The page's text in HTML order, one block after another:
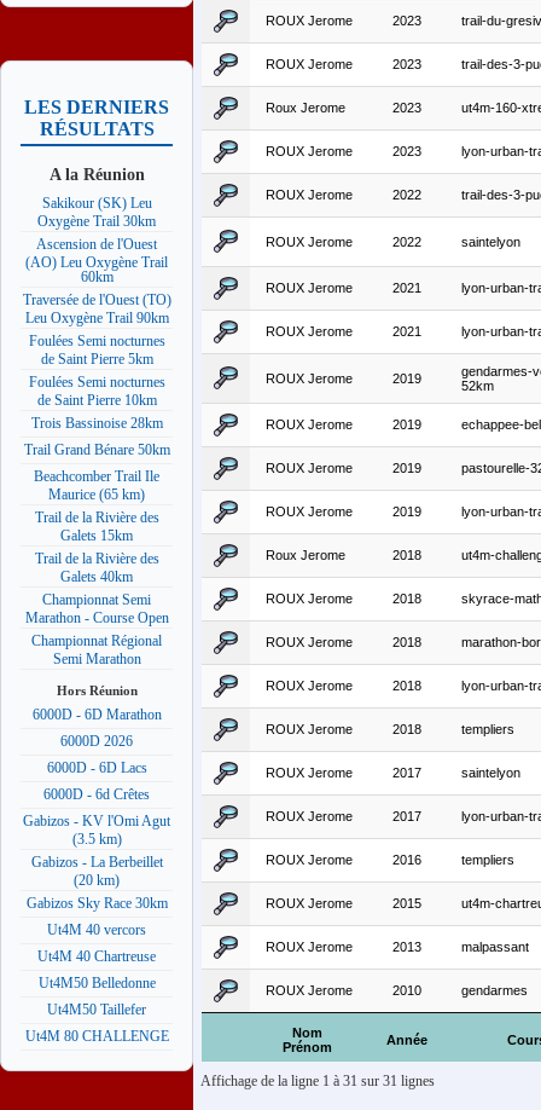
LES DERNIERS
RÉSULTATS
A la Réunion
Sakikour (SK) Leu
Oxygène Trail 30km
Ascension de l'Ouest
(AO) Leu Oxygène Trail
60km
Traversée de l'Ouest (TO)
Leu Oxygène Trail 90km
Foulées Semi nocturnes
de Saint Pierre 5km
Foulées Semi nocturnes
de Saint Pierre 10km
Trois Bassinoise 28km
Trail Grand Bénare 50km
Beachcomber Trail Ile
Maurice (65 km)
Trail de la Rivière des
Galets 15km
Trail de la Rivière des
Galets 40km
Championnat Semi
Marathon - Course Open
Championnat Régional
Semi Marathon
Hors Réunion
6000D - 6D Marathon
6000D 2026
6000D - 6D Lacs
6000D - 6d Crêtes
Gabizos - KV l'Omi Agut
(3.5 km)
Gabizos - La Berbeillet
(20 km)
Gabizos Sky Race 30km
Ut4M 40 vercors
Ut4M 40 Chartreuse
Ut4M50 Belledonne
Ut4M50 Taillefer
Ut4M 80 CHALLENGE
Nom
Prénom
Année
ROUX Jerome 2023 trail-du-
ROUX Jerome 2023 trail-des-3-
Roux Jerome 2023 ut4m-160-
ROUX Jerome 2023 lyon-urban-
ROUX Jerome 2022 trail-des-3-
ROUX Jerome 2022 saintelyon
ROUX Jerome 2021 lyon-urban-
ROUX Jerome 2021 lyon-urban-
ROUX Jerome 2019
gendarmes-
52km
ROUX Jerome 2019 echappee-
ROUX Jerome 2019 pastourelle-
ROUX Jerome 2019 lyon-urban-
Roux Jerome 2018 ut4m-
ROUX Jerome 2018 skyrace-
ROUX Jerome 2018 marathon-
ROUX Jerome 2018 lyon-urban-
ROUX Jerome 2018 templiers
ROUX Jerome 2017 saintelyon
ROUX Jerome 2017 lyon-urban-
ROUX Jerome 2016 templiers
ROUX Jerome 2015 ut4m-
ROUX Jerome 2013 malpassant
ROUX Jerome 2010 gendarmes
Affichage de la ligne 1 à 31 sur 31 lignes